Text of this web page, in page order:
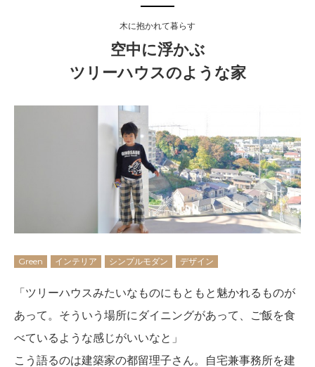
木に抱かれて暮らす
空中に浮かぶ
ツリーハウスのような家
Green インテリア シンプルモダン デザイン
「ツリーハウスみたいなものにもともと魅かれるものが
あって。そういう場所にダイニングがあって、ご飯を食
べているような感じがいいなと」
こう語るのは建築家の都留理子さん。自宅兼事務所を建